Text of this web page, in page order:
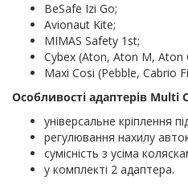
BeSafe Izi Go;
Avionaut Kite;
MIMAS Safety 1st;
Cybex (Aton, Aton M, Aton
Maxi Cosi (Pebble, Cabrio
Особливості адаптерів Multi
універсальне кріплення
регулювання нахилу
сумісність з усіма
у комплекті 2 адаптера.